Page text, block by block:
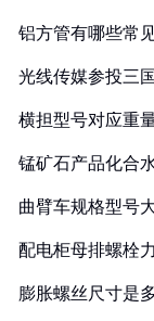
铝方管有哪些常
光线传媒参投三
横担型号对应重
锰矿石产品化合
曲臂车规格型号
配电柜母排螺栓
膨胀螺丝尺寸是